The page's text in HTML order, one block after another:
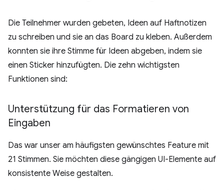
Die Teilnehmer wurden gebeten, Ideen auf Haftnotizen
zu schreiben und sie an das Board zu kleben. Außerdem
konnten sie ihre Stimme für Ideen abgeben, indem sie
einen Sticker hinzufügten. Die zehn wichtigsten
Funktionen sind:
Unterstützung für das Formatieren von
Eingaben
Das war unser am häufigsten gewünschtes Feature mit
21 Stimmen. Sie möchten diese gängigen UI-Elemente auf
konsistente Weise gestalten.